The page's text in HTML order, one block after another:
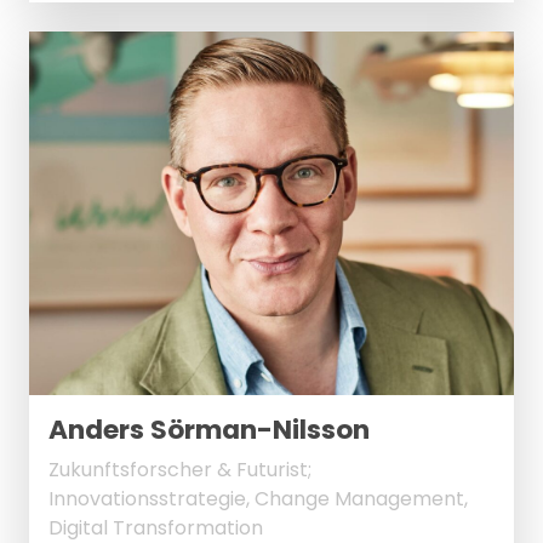
Anders Sörman-Nilsson
Zukunftsforscher & Futurist;
Innovationsstrategie, Change Management,
Digital Transformation